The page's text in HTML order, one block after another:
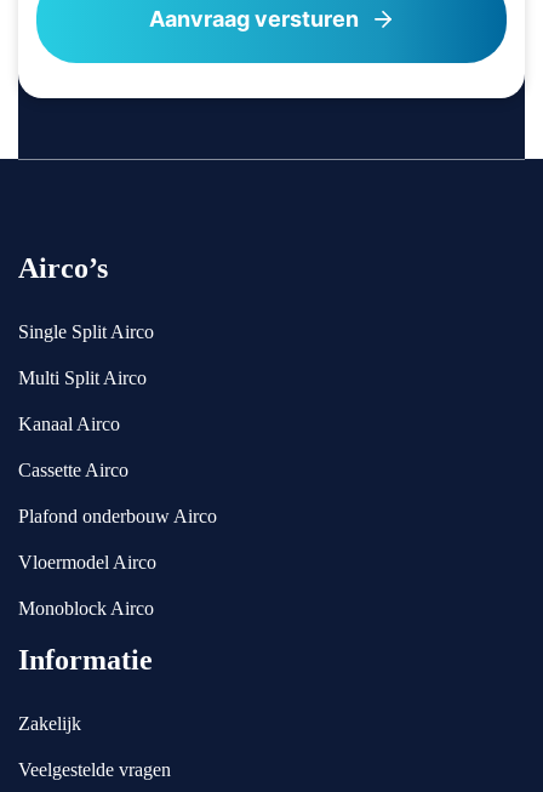
Airco’s
Single Split Airco
Multi Split Airco
Kanaal Airco
Cassette Airco
Plafond onderbouw Airco
Vloermodel Airco
Monoblock Airco
Informatie
Zakelijk
Veelgestelde vragen